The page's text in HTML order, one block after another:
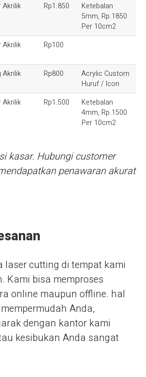
Akrilik
Rp1.850
Ketebalan
5mm, Rp.1850
Per 10cm2
Akrilik
Rp100
Akrilik
Rp800
Acrylic Custom
Huruf / Icon
Akrilik
Rp1.500
Ketebalan
4mm, Rp.1500
Per 10cm2
kasar. Hubungi customer
penawaran akurat
laser cutting di tempat kami
Kami bisa memproses
online maupun offline. hal
Anda,
dengan kantor kami
kesibukan Anda sangat